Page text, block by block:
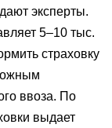
эксперты.
5–10 тыс.
страховку
ввоза. По
выдает